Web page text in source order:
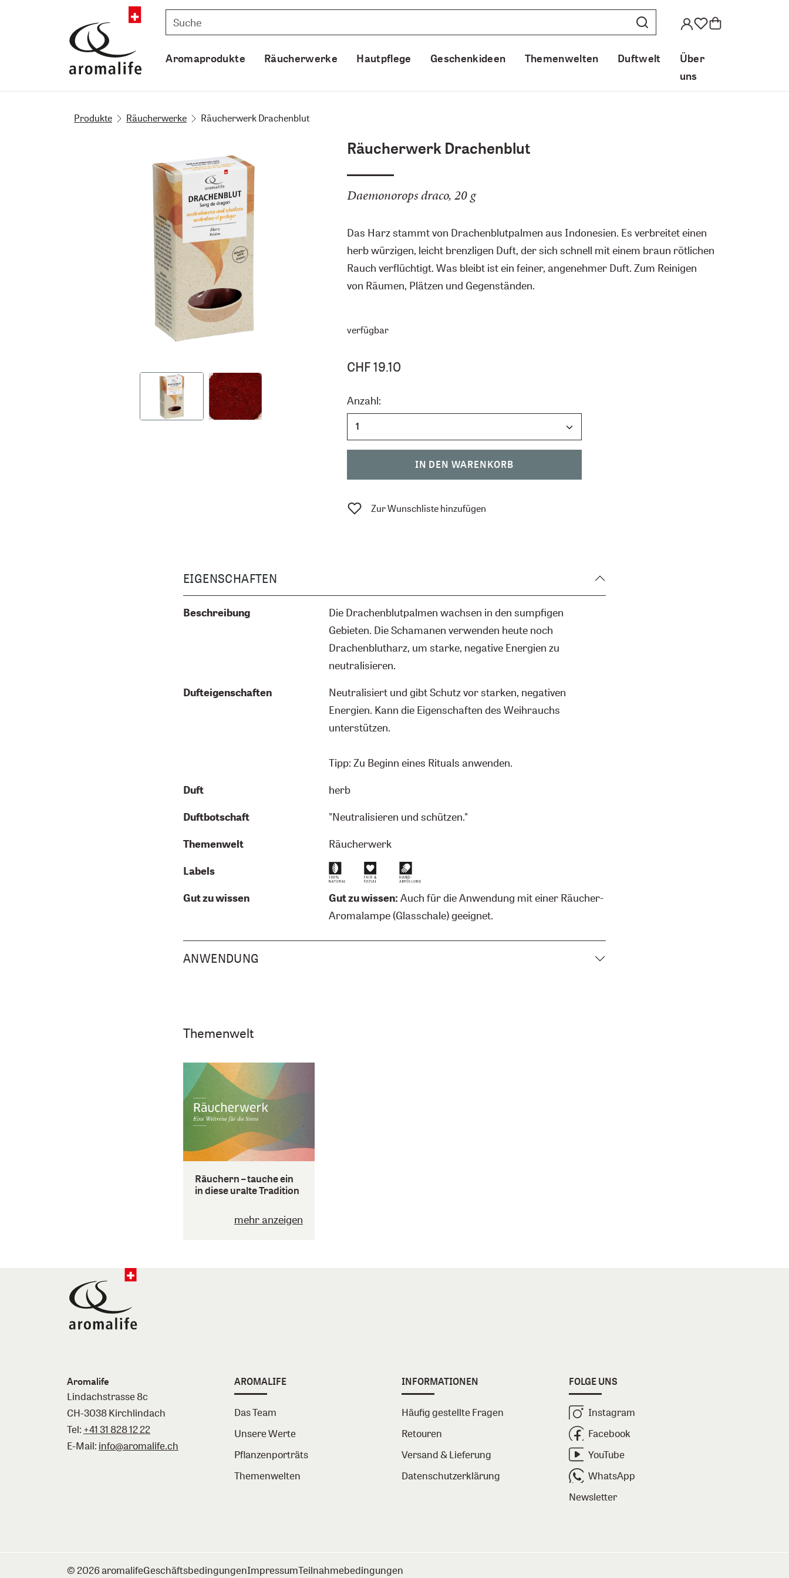
Aromaprodukte Räucherwerke Hautpflege Geschenkideen Themenwelten Duftwelt
Über
uns
Produkte Räucherwerke Räucherwerk Drachenblut
Räucherwerk Drachenblut
Daemonorops draco, 20 g
Das Harz stammt von Drachenblutpalmen aus Indonesien. Es verbreitet einen
herb würzigen, leicht brenzligen Duft, der sich schnell mit einem braun rötlichen
Rauch verflüchtigt. Was bleibt ist ein feiner, angenehmer Duft. Zum Reinigen
von Räumen, Plätzen und Gegenständen.
verfügbar
CHF 19.10
Anzahl:
IN DEN WARENKORB
Zur Wunschliste hinzufügen
EIGENSCHAFTEN
Beschreibung
Die Drachenblutpalmen wachsen in den sumpfigen
Gebieten. Die Schamanen verwenden heute noch
Drachenblutharz, um starke, negative Energien zu
neutralisieren.
Dufteigenschaften
Neutralisiert und gibt Schutz vor starken, negativen
Energien. Kann die Eigenschaften des Weihrauchs
unterstützen.
Tipp: Zu Beginn eines Rituals anwenden.
Duft
herb
Duftbotschaft
"Neutralisieren und schützen."
Themenwelt
Räucherwerk
Labels
Gut zu wissen
Gut zu wissen: Auch für die Anwendung mit einer Räucher-
Aromalampe (Glasschale) geeignet.
ANWENDUNG
Themenwelt
Räuchern – tauche ein
in diese uralte Tradition
mehr anzeigen
Aromalife
Lindachstrasse 8c
CH-3038 Kirchlindach
Tel: +41 31 828 12 22
E-Mail: info@aromalife.ch
AROMALIFE
Das Team
Unsere Werte
Pflanzenporträts
Themenwelten
INFORMATIONEN
Häufig gestellte Fragen
Retouren
Versand & Lieferung
Datenschutzerklärung
FOLGE UNS
Instagram
Facebook
YouTube
WhatsApp
Newsletter
© 2026 aromalifeGeschäftsbedingungenImpressumTeilnahmebedingungen